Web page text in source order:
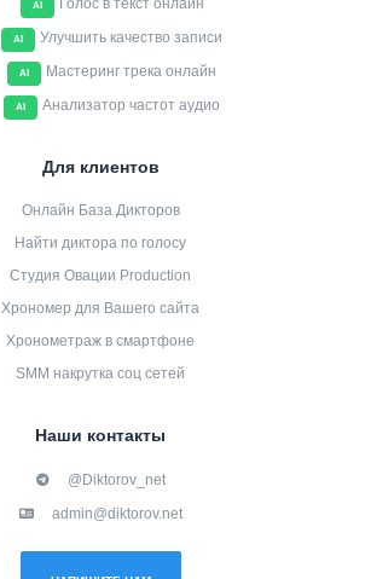
AI Голос в текст онлайн
AI Улучшить качество записи
AI Мастеринг трека онлайн
AI Анализатор частот аудио
Для клиентов
Онлайн База Дикторов
Найти диктора по голосу
Студия Овации Production
Хрономер для Вашего сайта
Хронометраж в смартфоне
SMM накрутка соц сетей
Наши контакты
@Diktorov_net
admin@diktorov.net